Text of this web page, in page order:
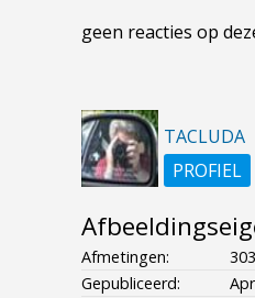
geen reacties op
TACLUDA
PROFIEL
Afmetingen:
Gepubliceerd: